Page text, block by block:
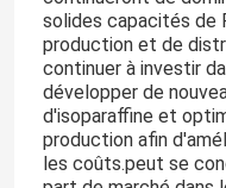
Maison
Produits
solides capacités de
production et de
continuer à investir
développer de
d'isoparaffine et
production afin
les coûts.peut se